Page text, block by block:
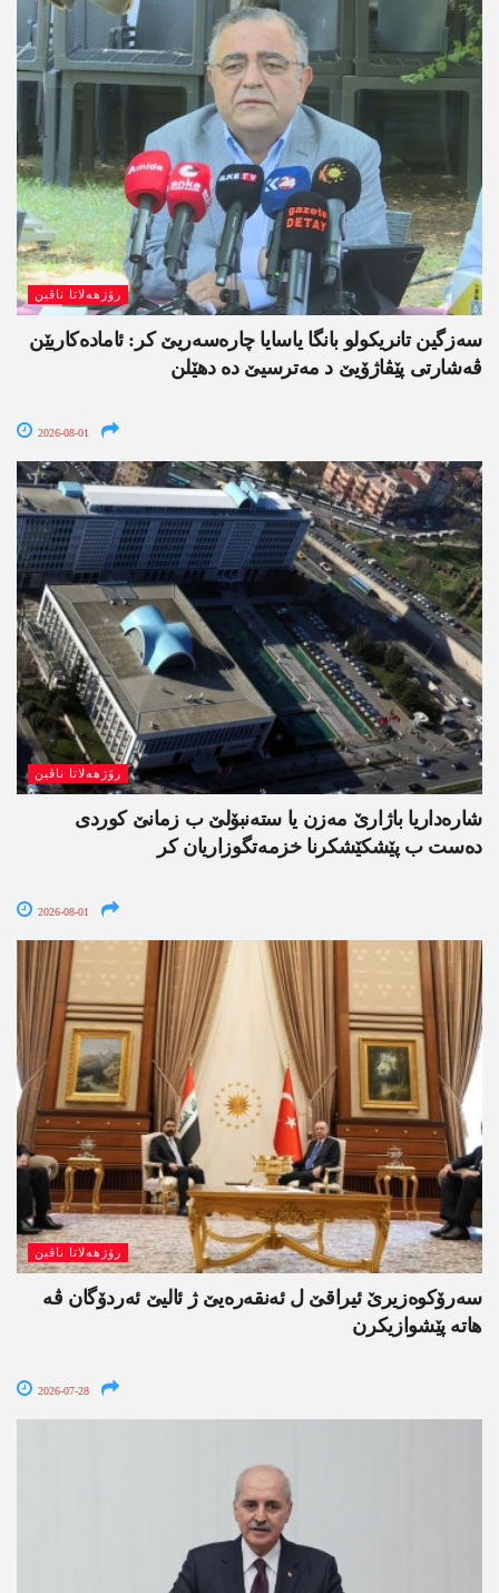
رۆژھەلاتا ناڤین
سەزگین تانریکولو بانگا یاسایا چارەسەریێ کر: ئامادەکاریێن
ڤەشارتی پێڤاژۆیێ د مەترسیێ دە دھێلن
2026-08-01
رۆژھەلاتا ناڤین
شارەداریا باژارێ مەزن یا ستەنبۆلێ ب زمانێ کوردی
دەست ب پێشکێشکرنا خزمەتگوزاریان کر
2026-08-01
رۆژھەلاتا ناڤین
سەرۆکوەزیرێ ئیراقێ ل ئەنقەرەیێ ژ ئالیێ ئەردۆگان ڤە
ھاتە پێشوازیکرن
2026-07-28